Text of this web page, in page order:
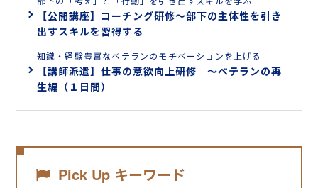
【公開講座】コーチング研修～部下の主体性を引き
出すスキルを習得する
知識・経験豊富なベテランのモチベーションを上げる
【講師派遣】仕事の意欲向上研修 ～ベテランの再
生編（１日間）
Pick Up キーワード